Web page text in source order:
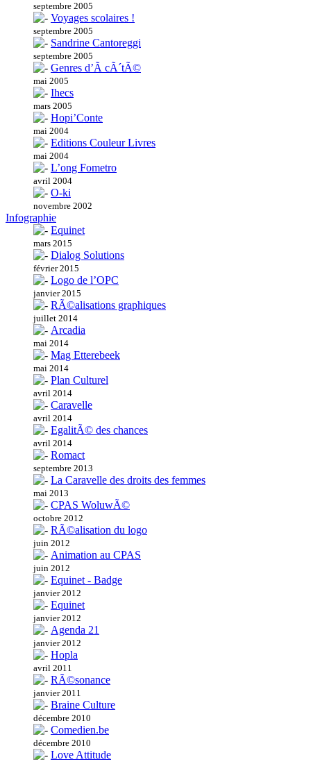
septembre 2005
Voyages scolaires !
septembre 2005
Sandrine Cantoreggi
septembre 2005
Genres d’Ã cÃ´tÃ©
mai 2005
Ihecs
mars 2005
Hopi’Conte
mai 2004
Editions Couleur Livres
mai 2004
L’ong Fometro
avril 2004
O-ki
novembre 2002
Infographie
Equinet
mars 2015
Dialog Solutions
février 2015
Logo de l’OPC
janvier 2015
RÃ©alisations graphiques
juillet 2014
Arcadia
mai 2014
Mag Etterebeek
mai 2014
Plan Culturel
avril 2014
Caravelle
avril 2014
EgalitÃ© des chances
avril 2014
Romact
septembre 2013
La Caravelle des droits des femmes
mai 2013
CPAS WoluwÃ©
octobre 2012
RÃ©alisation du logo
juin 2012
Animation au CPAS
juin 2012
Equinet - Badge
janvier 2012
Equinet
janvier 2012
Agenda 21
janvier 2012
Hopla
avril 2011
RÃ©sonance
janvier 2011
Braine Culture
décembre 2010
Comedien.be
décembre 2010
Love Attitude